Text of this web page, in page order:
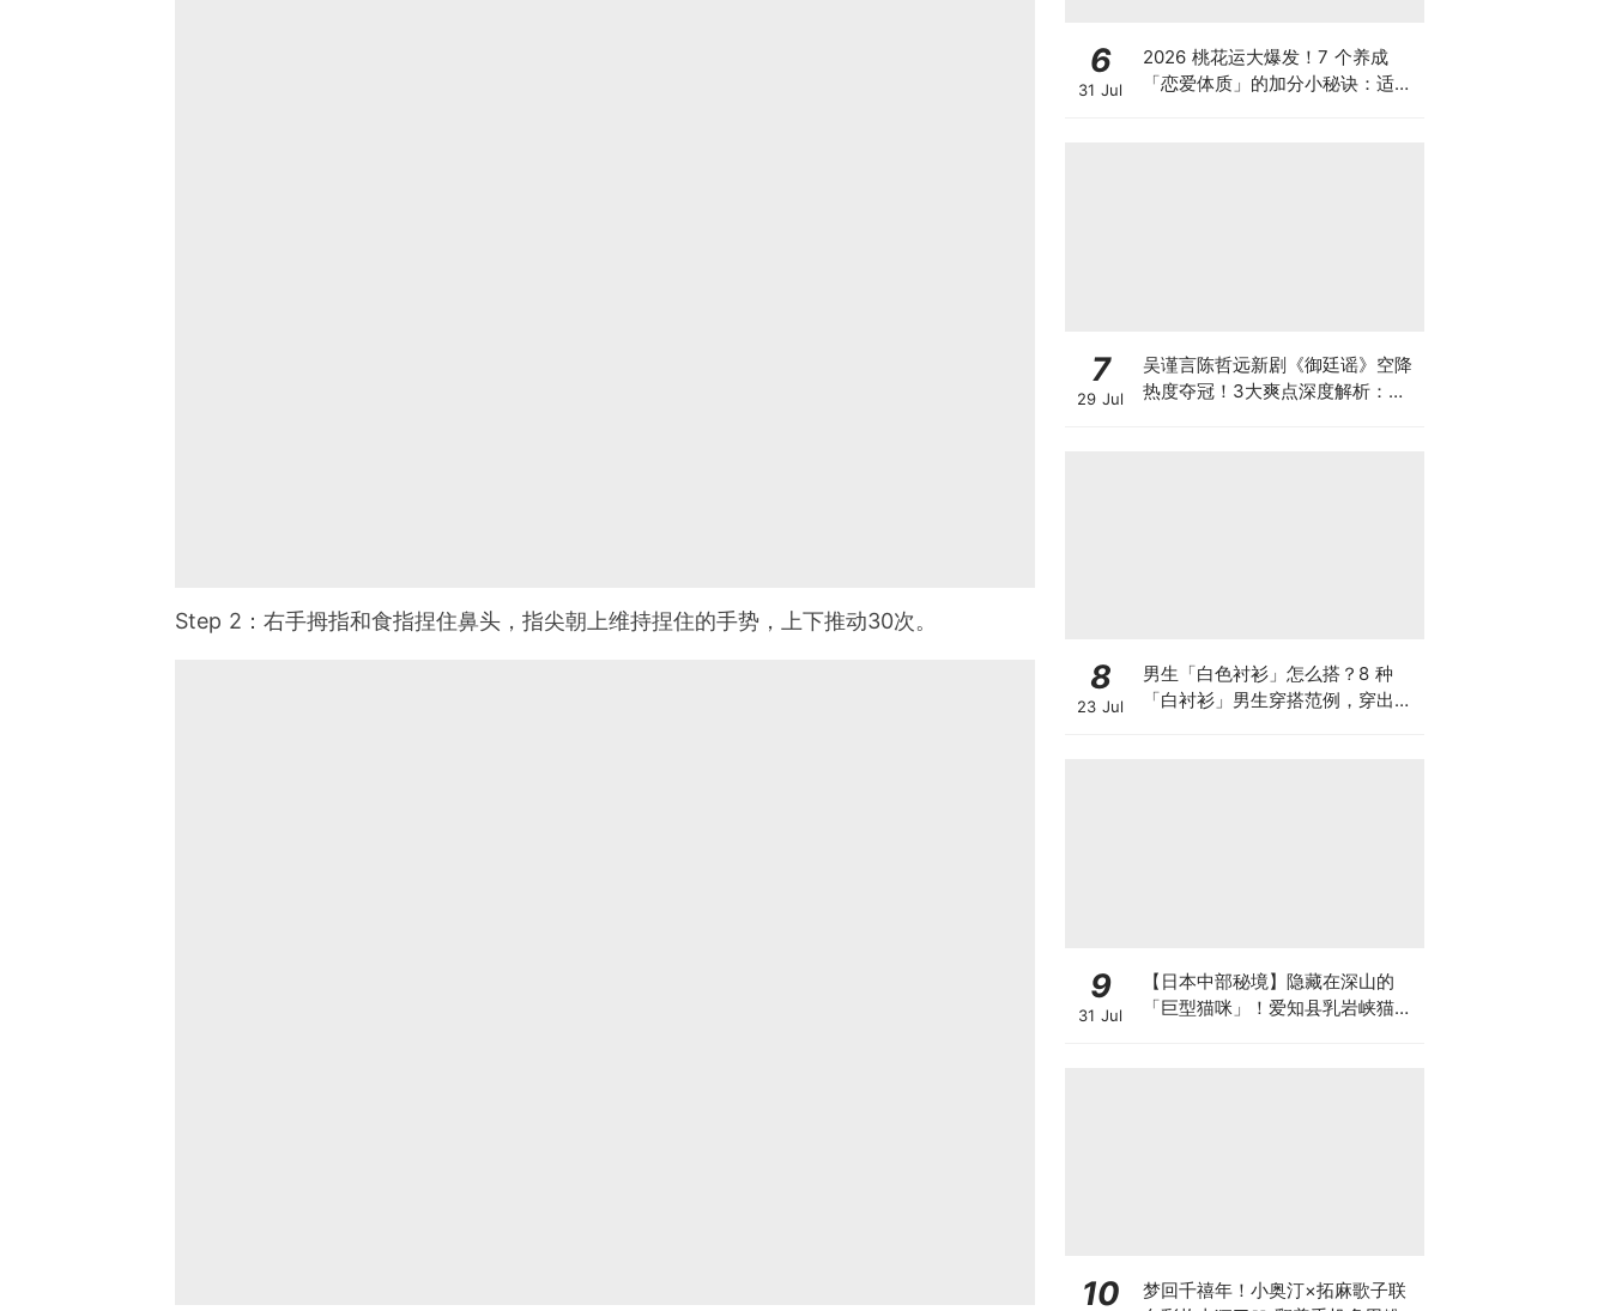
Step 2：右手拇指和食指捏住鼻头，指尖朝上维持捏住的手势，上下推动30次。
6
31 Jul
2026 桃花运大爆发！7 个养成
「恋爱体质」的加分小秘诀：适度
7
29 Jul
吴谨言陈哲远新剧《御廷谣》空降
热度夺冠！3大爽点深度解析：无
8
23 Jul
男生「白色衬衫」怎么搭？8 种
「白衬衫」男生穿搭范例，穿出干
9
31 Jul
【日本中部秘境】隐藏在深山的
「巨型猫咪」！爱知县乳岩峡猫咪
10
梦回千禧年！小奥汀×拓麻歌子联